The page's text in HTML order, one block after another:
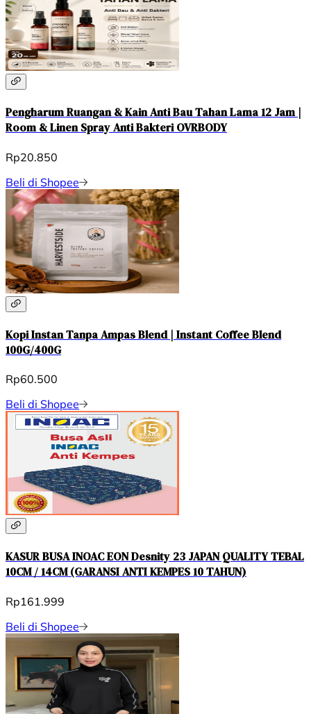
Pengharum Ruangan & Kain Anti Bau Tahan Lama 12 Jam |
Room & Linen Spray Anti Bakteri OVRBODY
Rp20.850
Beli di Shopee
Kopi Instan Tanpa Ampas Blend | Instant Coffee Blend
100G/400G
Rp60.500
Beli di Shopee
KASUR BUSA INOAC EON Desnity 23 JAPAN QUALITY TEBAL
10CM / 14CM (GARANSI ANTI KEMPES 10 TAHUN)
Rp161.999
Beli di Shopee